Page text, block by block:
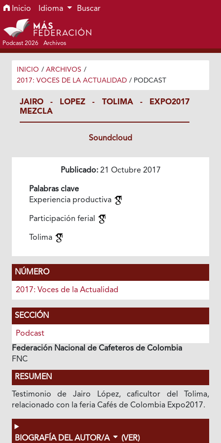
Ir al menú de navegación principal
Ir al contenido principal
Ir al pie de página del sitio
Inicio Idioma Buscar
Podcast 2026 Archivos
INICIO / ARCHIVOS /
2017: VOCES DE LA ACTUALIDAD / PODCAST
JAIRO - LOPEZ - TOLIMA - EXPO2017
MEZCLA
Soundcloud
Publicado:21 Octubre 2017
Palabras clave
Experiencia productiva
Participación ferial
Tolima
NÚMERO
2017: Voces de la Actualidad
SECCIÓN
Podcast
Federación Nacional de Cafeteros de Colombia
FNC
RESUMEN
Testimonio de Jairo López, caficultor del Tolima,
relacionado con la feria Cafés de Colombia Expo2017.
BIOGRAFÍA DEL AUTOR/A (VER)